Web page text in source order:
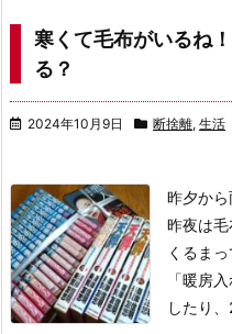
寒くて毛布がいるね
る？
2024年10月9日 断捨離, 生活
昨夕か
昨夜は毛
くるま
「暖房
したり